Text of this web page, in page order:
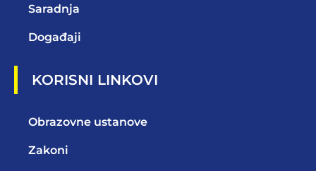
Saradnja
Događaji
KORISNI LINKOVI
Obrazovne ustanove
Zakoni